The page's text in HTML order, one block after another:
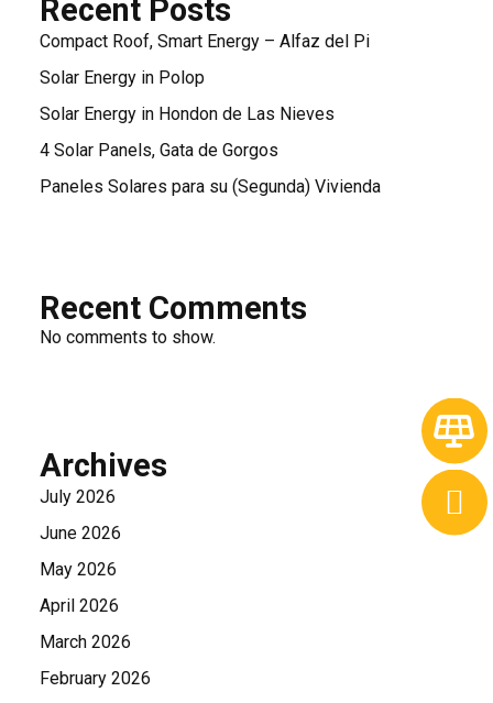
Recent Posts
Compact Roof, Smart Energy – Alfaz del Pi
Solar Energy in Polop
Solar Energy in Hondon de Las Nieves
4 Solar Panels, Gata de Gorgos
Paneles Solares para su (Segunda) Vivienda
Recent Comments
No comments to show.
Archives
July 2026
June 2026
May 2026
April 2026
March 2026
February 2026